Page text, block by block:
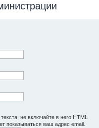
не включайте в него HTML
показываться ваш адрес email.